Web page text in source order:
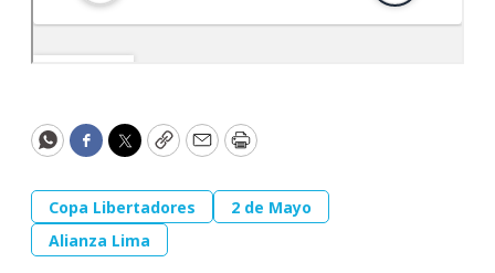
WhatsApp
Facebook
Twitter
CopyEmailPrint
Copa Libertadores
2 de Mayo
Alianza Lima